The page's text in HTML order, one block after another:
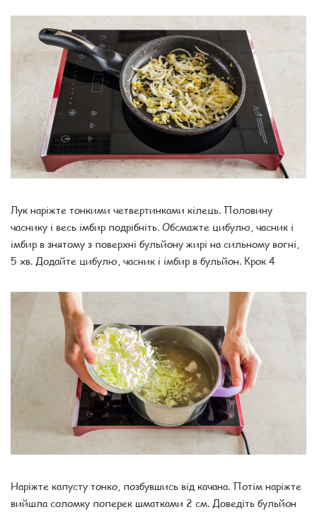
Лук наріжте тонкими четвертинками кілець. Половину
часнику і весь імбир подрібніть. Обсмажте цибулю, часник і
імбир в знятому з поверхні бульйону жирі на сильному вогні,
5 хв. Додайте цибулю, часник і імбир в бульйон. Крок 4
Наріжте капусту тонко, позбувшись від качана. Потім наріжте
вийшла соломку поперек шматками 2 см. Доведіть бульйон